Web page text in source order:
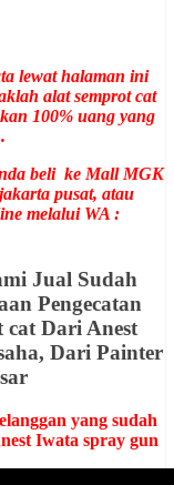
lewat halaman ini
alat semprot cat
100% uang yang
beli ke Mall MGK
pusat, atau
melalui WA :
Jual Sudah
Pengecatan
cat Dari Anest
Dari Painter
yang sudah
Iwata spray gun